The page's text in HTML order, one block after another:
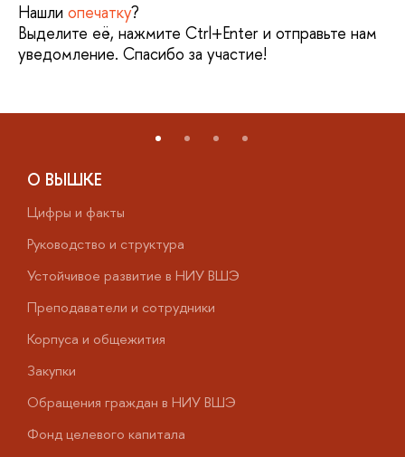
Нашли опечатку?
Выделите её, нажмите Ctrl+Enter и отправьте нам
уведомление. Спасибо за участие!
О ВЫШКЕ
Цифры и факты
Руководство и структура
Устойчивое развитие в НИУ ВШЭ
Преподаватели и сотрудники
Корпуса и общежития
Закупки
Обращения граждан в НИУ ВШЭ
Фонд целевого капитала